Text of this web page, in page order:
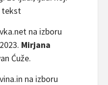
na izboru
Mirjana
Ćuže.
na izboru